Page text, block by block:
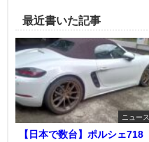
最近書いた記事
ニュース
【日本で数台】ポルシェ718